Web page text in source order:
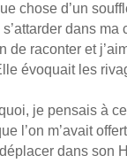
chose d’un
dans ma
de raconter et
évoquait les
je pensais à
l’on m’avait
dans son